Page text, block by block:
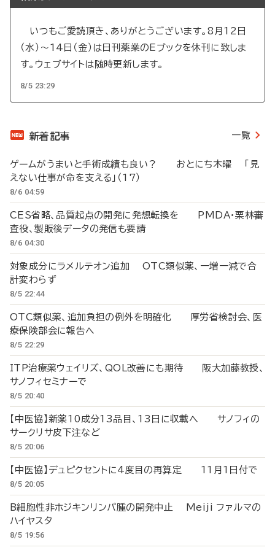
いつもご愛読頂き、ありがとうございます。8月12日
（水）～14日（金）は日刊薬業のEブックを休刊に致しま
す。ウェブサイトは随時更新します。
8/5 23:29
新着記事 一覧
ゲームがうまいと手術成績も良い？ おとにち木曜 「見
えない仕事が命を支える」（17）
8/6 04:59
CES省略、品質起点の開発に発想転換を PMDA・栗林審
査役、製販後データの発信も要請
8/6 04:30
対象成分にラメルテオン追加 OTC類似薬、一増一減で合
計変わらず
8/5 22:44
OTC類似薬、追加負担の例外を明確化 厚労省検討会、医
療保険部会に報告へ
8/5 22:29
ITP治療薬ウェイリズ、QOL改善にも期待 阪大加藤教授、
サノフィセミナーで
8/5 20:40
【中医協】新薬10成分13品目、13日に収載へ サノフィの
サークリサ皮下注など
8/5 20:06
【中医協】デュピクセントに4度目の再算定 11月1日付で
8/5 20:05
B細胞性非ホジキンリンパ腫の開発中止 Meiji ファルマの
ハイヤスタ
8/5 19:56